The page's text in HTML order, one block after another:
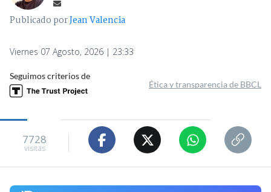
Publicado porJean Valencia
Viernes 07 Agosto, 2026 | 23:33
Seguimos criterios de
Ética y transparencia de BBCL
7728
visitas